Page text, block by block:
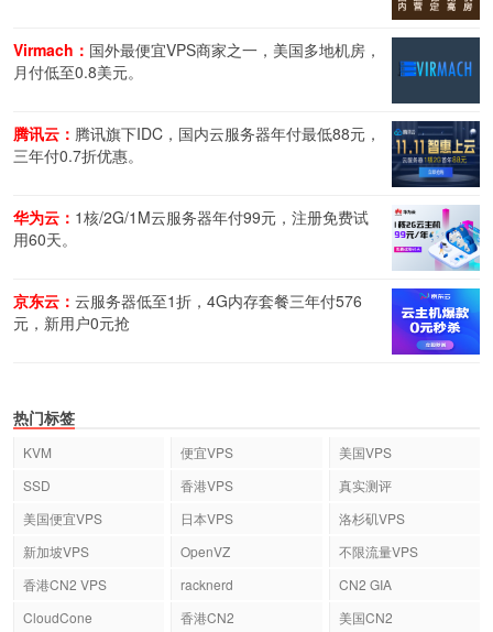
Virmach： 国外最便宜VPS商家之一，美国多地机房，
月付低至0.8美元。
腾讯云： 腾讯旗下IDC，国内云服务器年付最低88元，
三年付0.7折优惠。
华为云： 1核/2G/1M云服务器年付99元，注册免费试
用60天。
京东云： 云服务器低至1折，4G内存套餐三年付576
元，新用户0元抢
热门标签
KVM 便宜VPS
美国VPS
SSD
香港VPS
真实测评
美国便宜VPS
日本VPS
洛杉矶VPS
新加坡VPS
OpenVZ
不限流量VPS
香港CN2 VPS
racknerd
CN2 GIA
CloudCone
香港CN2
美国CN2